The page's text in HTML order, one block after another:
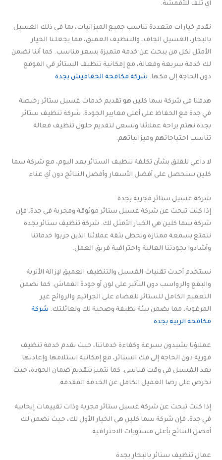
أي تلف للأقمشة.
نقدم خيارات متعددة تناسب جميع الميزانيات، بما في ذلك الغسيل
بالبخار، الغسيل الجاف، والتنظيف العميق، مما يجعلنا الخيار
الأمثل لكل من يبحث عن خدمة متميزة بسعر مناسب. كما أننا نضمن
لك خدمة سريعة وفعالة، مع إمكانية تنظيف الستائر في الموقع
دون الحاجة إلى فكها. شركة مكافحة الخفافيش بجدة
هدفنا في شركة سما كلين هو تقديم خدمات غسيل ستائر رخيصة
في جدة مع الحفاظ على أعلى معايير الجودة. شركة تنظيف ستائر
بجدة نهتم براحة عملائنا ونسعى لتقديم حلول تنظيف فعالة
تناسب احتياجاتهم وميزانياتهم.
لا داعي للقلق بشأن تكلفة تنظيف الستائر بعد اليوم، مع شركة سما
كلين ستحصل على أفضل الأسعار وأفضل النتائج دون أي عناء.
شركة غسيل ستائر مجربة بجدة
إذا كنت تبحث عن شركة غسيل ستائر موثوقة ومجربة في جدة، فإن
شركة سما كلين هي الخيار الأمثل لك. شركة تنظيف ستائر بجدة
نتمتع بسمعة ممتازة ونحظى بثقة عملائنا الذين جربوا خدماتنا
وأشادوا بجودتنا العالية واحترافية فريق العمل.
نستخدم أحدث تقنيات الغسيل والتنظيف العميق لإزالة الأتربة
والبقع والرواسب دون التأثير على لون أو جودة القماش. كما نضمن
التعقيم الكامل للستائر للقضاء على الجراثيم والروائح غير
المرغوبة، مما يضمن بيئة نظيفة وصحية لك ولعائلتك. شركة
مكافحة الربيه بجدة
عملاؤنا يشيدون بسرعة وكفاءة خدماتنا، حيث نقدم خدمة تنظيف
فورية دون الحاجة إلى فك الستائر، مع إمكانية استلامها وإعادتها
بعد الغسيل في وقت قياسي. كما نتميز بتقديم ضمان الجودة، حيث
نحرص على رضا العميل الكامل عن الخدمة المقدمة.
إذا كنت تبحث عن شركة غسيل ستائر مجربة وذات تقييمات إيجابية
في جدة، فإن شركة سما كلين هي الخيار الأول لك، حيث نضمن لك
أفضل النتائج بأعلى مستويات الاحترافية.
عمال تنظيف ستائر بالبخار بجدة